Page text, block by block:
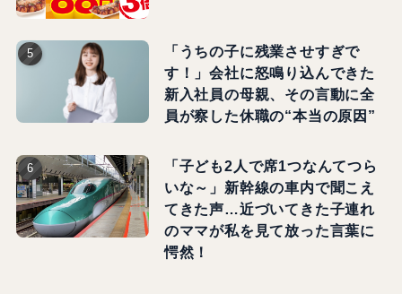
「うちの子に残業させすぎで
す！」会社に怒鳴り込んできた
新入社員の母親、その言動に全
員が察した休職の“本当の原因”
「子ども2人で席1つなんてつら
いな～」新幹線の車内で聞こえ
てきた声…近づいてきた子連れ
のママが私を見て放った言葉に
愕然！